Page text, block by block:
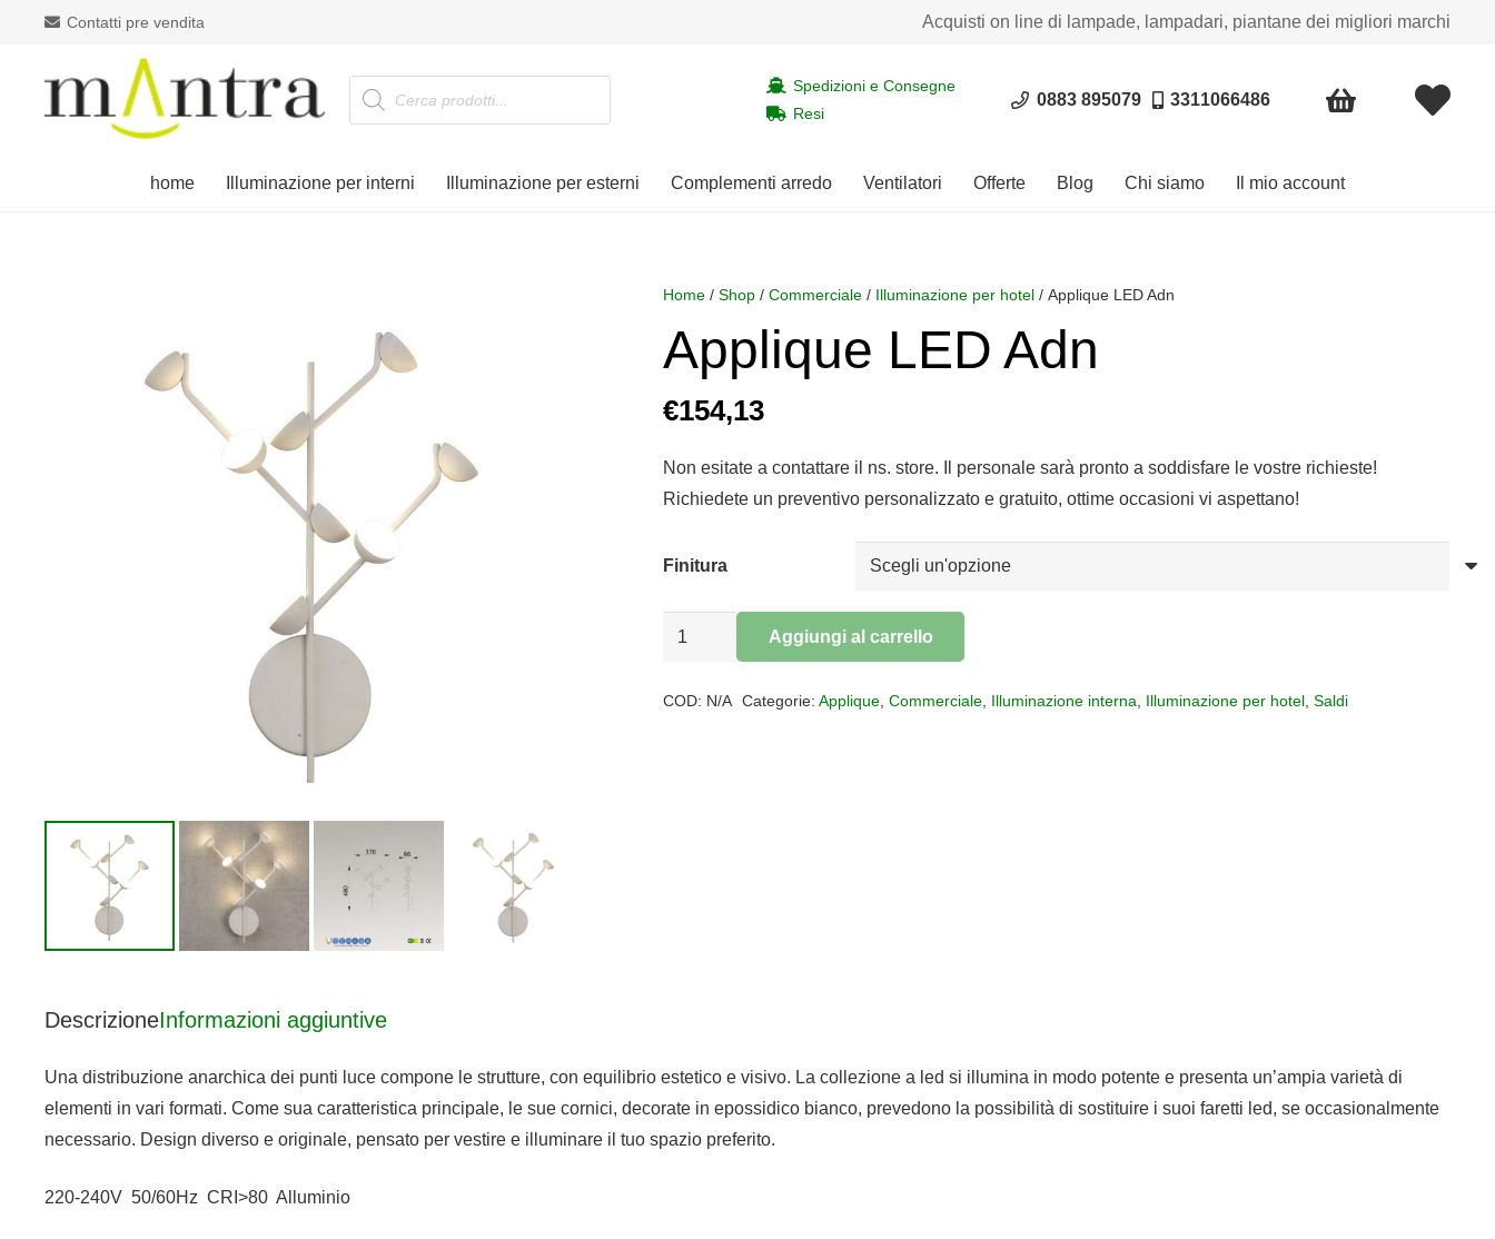
Contatti pre vendita Acquisti on line di lampade, lampadari, piantane dei migliori marchi
Products
search
Spedizioni e Consegne
Resi
0883 895079 3311066486
home Illuminazione per interni Illuminazione per esterni Complementi arredo Ventilatori Offerte Blog Chi siamo Il mio account
Home /Shop /Commerciale / Illuminazione per hotel / Applique LED Adn
Applique LED Adn
€154,13
Non esitate a contattare il ns. store. Il personale sarà pronto a soddisfare le vostre richieste!
Richiedete un preventivo personalizzato e gratuito, ottime occasioni vi aspettano!
Finitura
Applique
Aggiungi al carrello
COD: N/A Categorie: Applique, Commerciale, Illuminazione interna Illuminazione per hotel, Saldi
DescrizioneInformazioni aggiuntive
Una distribuzione anarchica dei punti luce compone le strutture, con equilibrio estetico e visivo. La collezione a led si illumina in modo potente e presenta un’ampia varietà di
elementi in vari formati. Come sua caratteristica principale, le sue cornici, decorate in epossidico bianco, prevedono la possibilità di sostituire i suoi faretti led, se occasionalmente
necessario. Design diverso e originale, pensato per vestire e illuminare il tuo spazio preferito.
220-240V 50/60Hz CRI>80 Alluminio